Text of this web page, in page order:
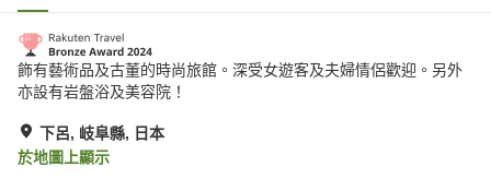
飾有藝術品及古董的時尚旅館。深受女遊客及夫婦情侶歡迎。另外
亦設有岩盤浴及美容院！
下呂, 岐阜縣, 日本
於地圖上顯示